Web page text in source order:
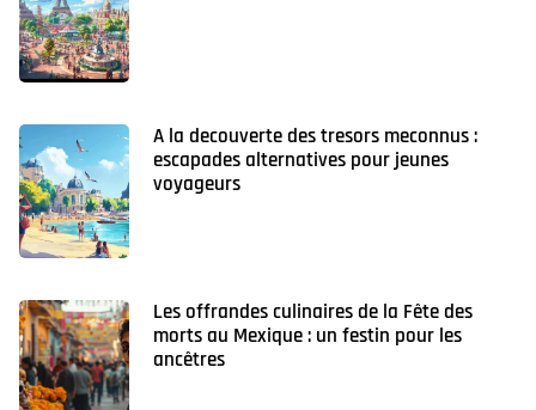
A la decouverte des tresors meconnus :
escapades alternatives pour jeunes
voyageurs
Les offrandes culinaires de la Fête des
morts au Mexique : un festin pour les
ancêtres